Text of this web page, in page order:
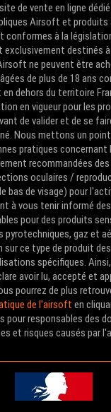
de vente en ligne
Airsoft et produits
à la législation
destinés
ne peuvent être
de plus de 18 ans
dehors du territoire
en vigueur pour les
de valider et de se
Nous mettons un
pratiques
recommandées des
oculaires /
bas de visage) pour
à vous tenir informé
pour des produits
gaz et
ce type de produit
spécifiques.
avoir lu, accepté et
pourrez de plus
de l'airsoft en
pour responsables des
et risques causés par